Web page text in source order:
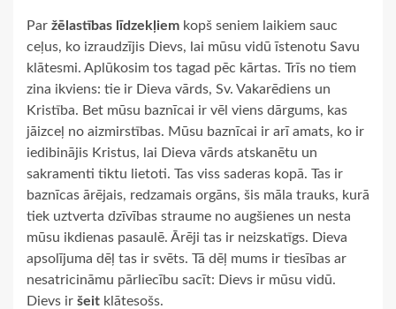
Par žēlastības līdzekļiem kopš seniem laikiem sauc
ceļus, ko izraudzījis Dievs, lai mūsu vidū īstenotu Savu
klātesmi. Aplūkosim tos tagad pēc kārtas. Trīs no tiem
zina ikviens: tie ir Dieva vārds, Sv. Vakarēdiens un
Kristība. Bet mūsu baznīcai ir vēl viens dārgums, kas
jāizceļ no aizmirstības. Mūsu baznīcai ir arī amats, ko ir
iedibinājis Kristus, lai Dieva vārds atskanētu un
sakramenti tiktu lietoti. Tas viss saderas kopā. Tas ir
baznīcas ārējais, redzamais orgāns, šis māla trauks, kurā
tiek uztverta dzīvības straume no augšienes un nesta
mūsu ikdienas pasaulē. Ārēji tas ir neizskatīgs. Dieva
apsolījuma dēļ tas ir svēts. Tā dēļ mums ir tiesības ar
nesatricināmu pārliecību sacīt: Dievs ir mūsu vidū.
Dievs ir šeit klātesošs.